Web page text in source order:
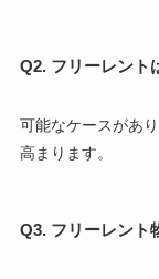
Q2. フリーレント
可能なケースがあ
高まります。
Q3. フリーレント